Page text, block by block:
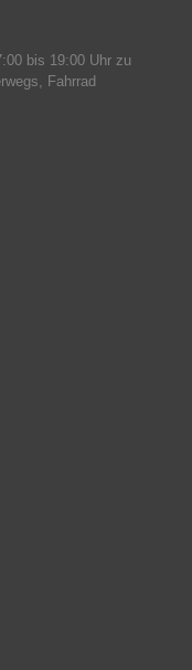
bis 19:00 Uhr zu
Fahrrad